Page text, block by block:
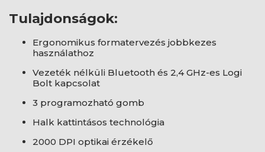
Tulajdonságok:
Ergonomikus formatervezés jobbkezes
használathoz
Vezeték nélküli Bluetooth és 2,4 GHz-es Logi
Bolt kapcsolat
3 programozható gomb
Halk kattintásos technológia
2000 DPI optikai érzékelő